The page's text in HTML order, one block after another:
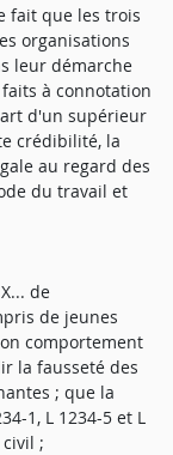
fait que les trois
organisations
leur démarche
à connotation
d'un supérieur
crédibilité, la
au regard des
du travail et
de
de jeunes
comportement
la fausseté des
; que la
1, L 1234-5 et L
;